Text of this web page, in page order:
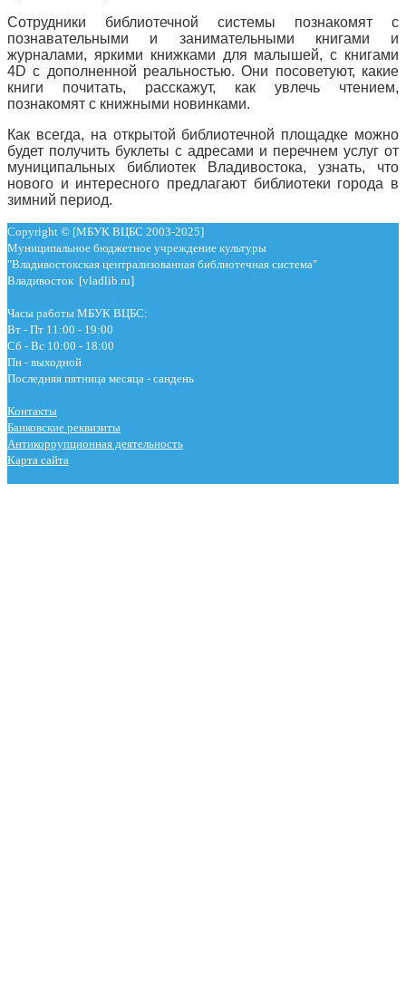
Сотрудники библиотечной системы познакомят с
познавательными и занимательными книгами и
журналами, яркими книжками для малышей, с книгами
4D с дополненной реальностью. Они посоветуют, какие
книги почитать, расскажут, как увлечь чтением,
познакомят с книжными новинками.
Как всегда, на открытой библиотечной площадке можно
будет получить буклеты с адресами и перечнем услуг от
муниципальных библиотек Владивостока, узнать, что
нового и интересного предлагают библиотеки города в
зимний период.
Copyright © [МБУК ВЦБС 2003-2025]
Муниципальное бюджетное учреждение культуры
"Владивостокская централизованная библиотечная система"
Владивосток [vladlib.ru]
Часы работы МБУК ВЦБС:
Вт - Пт 11:00 - 19:00
Сб - Вс 10:00 - 18:00
Пн - выходной
Последняя пятница месяца - сандень
Контакты
Банковские реквизиты
Антикоррупционная деятельность
Карта сайта